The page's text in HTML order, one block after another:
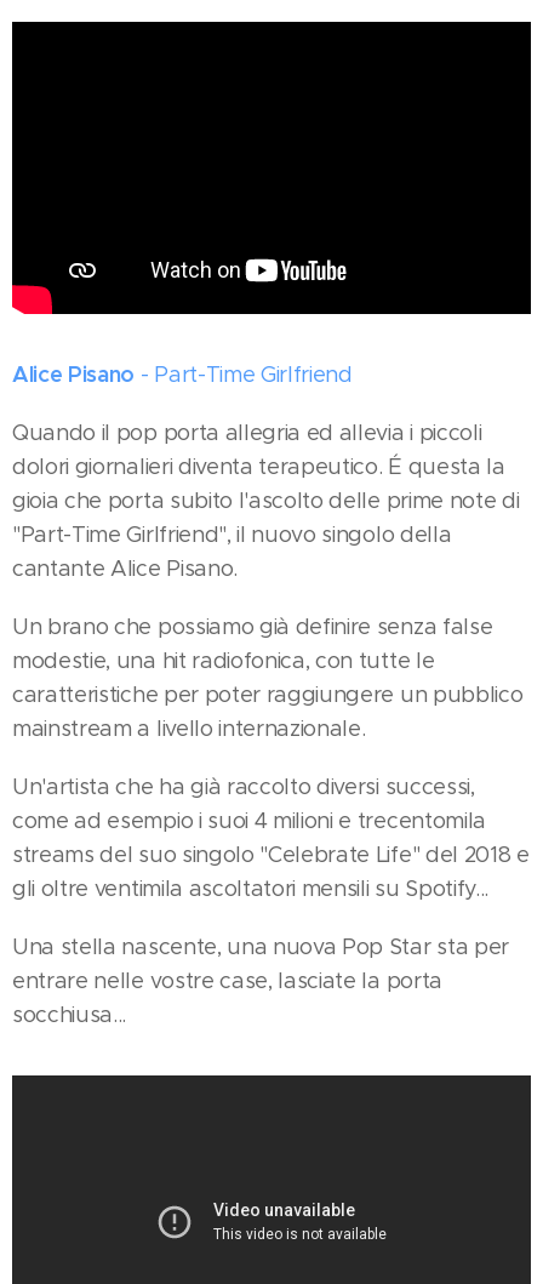
Alice Pisano - Part-Time Girlfriend
Quando il pop porta allegria ed allevia i piccoli
dolori giornalieri diventa terapeutico. É questa la
gioia che porta subito l'ascolto delle prime note di
"Part-Time Girlfriend", il nuovo singolo della
cantante Alice Pisano.
Un brano che possiamo già definire senza false
modestie, una hit radiofonica, con tutte le
caratteristiche per poter raggiungere un pubblico
mainstream a livello internazionale.
Un'artista che ha già raccolto diversi successi,
come ad esempio i suoi 4 milioni e trecentomila
streams del suo singolo "Celebrate Life" del 2018 e
gli oltre ventimila ascoltatori mensili su Spotify...
Una stella nascente, una nuova Pop Star sta per
entrare nelle vostre case, lasciate la porta
socchiusa...